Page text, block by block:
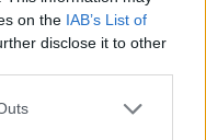
on the IAB’s List of
disclose it to other
o